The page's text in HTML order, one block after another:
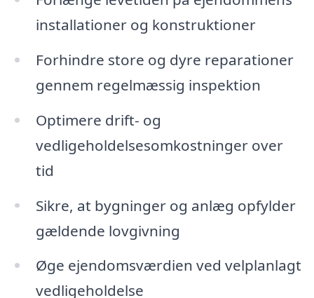
installationer og konstruktioner
Forhindre store og dyre reparationer
gennem regelmæssig inspektion
Optimere drift- og
vedligeholdelsesomkostninger over
tid
Sikre, at bygninger og anlæg opfylder
gældende lovgivning
Øge ejendomsværdien ved velplanlagt
vedligeholdelse